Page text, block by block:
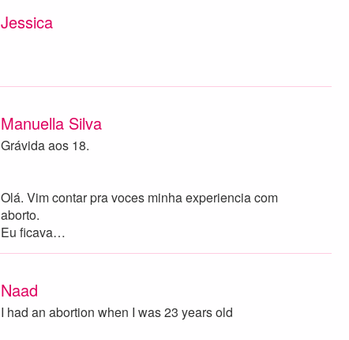
Jessica
Manuella Silva
Grávida aos 18.
Olá. Vim contar pra voces minha experiencia com
aborto.
Eu ficava…
Naad
I had an abortion when I was 23 years old